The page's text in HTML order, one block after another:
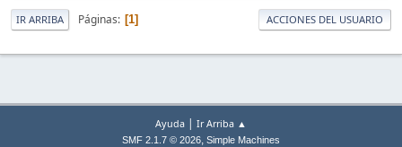
IR ARRIBA Páginas 1 ACCIONES DEL USUARIO
Ayuda | Ir Arriba ▲
SMF 2.1.7 © 2026, Simple Machines